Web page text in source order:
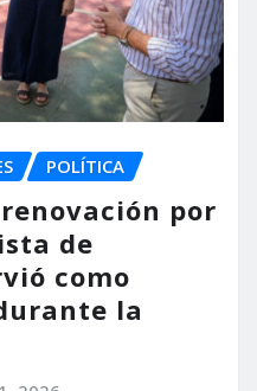
POLÍTICA
por
de
como
la